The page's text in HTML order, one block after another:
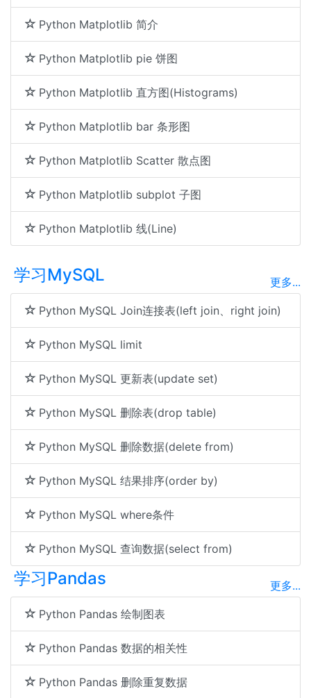
Python Matplotlib 简介
Python Matplotlib pie 饼图
Python Matplotlib 直方图(Histograms)
Python Matplotlib bar 条形图
Python Matplotlib Scatter 散点图
Python Matplotlib subplot 子图
Python Matplotlib 线(Line)
学习MySQL 更多...
Python MySQL Join连接表(left join、right join)
Python MySQL limit
Python MySQL 更新表(update set)
Python MySQL 删除表(drop table)
Python MySQL 删除数据(delete from)
Python MySQL 结果排序(order by)
Python MySQL where条件
Python MySQL 查询数据(select from)
学习Pandas 更多...
Python Pandas 绘制图表
Python Pandas 数据的相关性
Python Pandas 删除重复数据